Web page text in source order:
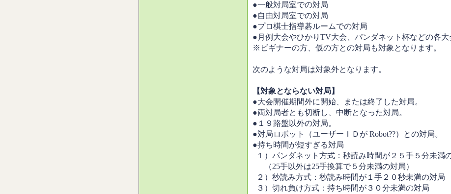
●一般対局室での対局
●自由対局室での対局
●プロ棋士指導碁ルームでの対局
●月例大会やひかりTV大会、パンダネット杯などの各大
※ビギナーの方、仮の方との対局も対象となります。
次のような対局は対象外となります。
【対象とならない対局】
●大会開催期間外に開始、または終了した対局。
●両対局者とも切断し、中断となった対局。
●１９路盤以外の対局。
●対局ロボット（ユーザーＩＤが Robot??）との対局。
●持ち時間が短すぎる対局
１）パンダネット方式：秒読み時間が２５手５分未満
（25手以外は25手換算で５分未満の対局）
２）秒読み方式：秒読み時間が１手２０秒未満の対局
３）切れ負け方式：持ち時間が３０分未満の対局